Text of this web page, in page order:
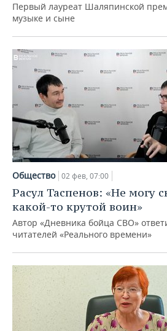
Первый лауреат Шаляпинской
музыке и сыне
Общество 02 фев, 07:00
Расул Таспенов: «Не могу
какой-то крутой воин»
Автор «Дневника бойца СВО»
читателей «Реального времени»